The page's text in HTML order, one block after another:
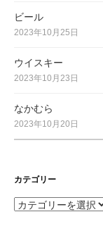
ビール
2023年10月25日
ウイスキー
2023年10月23日
なかむら
2023年10月20日
カテゴリー
カ